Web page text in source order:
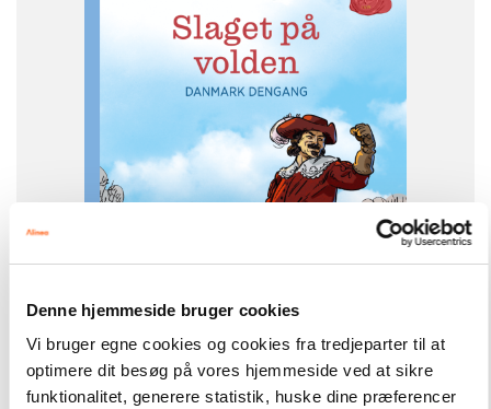
Denne hjemmeside bruger cookies
Vi bruger egne cookies og cookies fra tredjeparter til at
optimere dit besøg på vores hjemmeside ved at sikre
funktionalitet, generere statistik, huske dine præferencer
4. klasse 5. klasse 6. klasse
9788723567611
- +